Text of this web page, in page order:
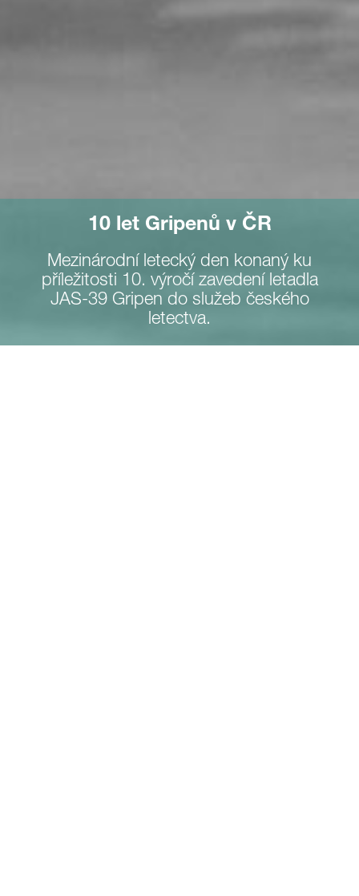
10 let Gripenů v ČR
Mezinárodní letecký den konaný ku
příležitosti 10. výročí zavedení letadla
JAS-39 Gripen do služeb českého
letectva.